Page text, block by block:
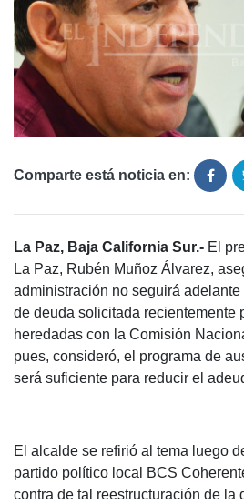
Comparte está noticia en:
La Paz, Baja California Sur.- El
La Paz, Rubén Muñoz Álvarez,
administración no seguirá
de deuda solicitada recientemente
heredadas con la Comisión
pues, consideró, el programa de
será suficiente para reducir el
El alcalde se refirió al tema luego
partido político local BCS
contra de tal reestructuración de la